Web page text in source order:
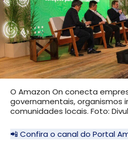
O Amazon On conecta
governamentais, organismos
comunidades locais. Foto:
📲 Confira o canal do Portal